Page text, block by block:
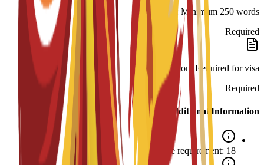
SOP: Minimum 250 words.
Required
Legalization: Required for visa.
Required
Additional Information
Age requirement: 18+